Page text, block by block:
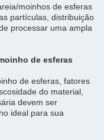
moinhos de esferas
partículas, distribuição
processar uma ampla
de esferas
de esferas, fatores
do material,
devem ser
ideal para sua